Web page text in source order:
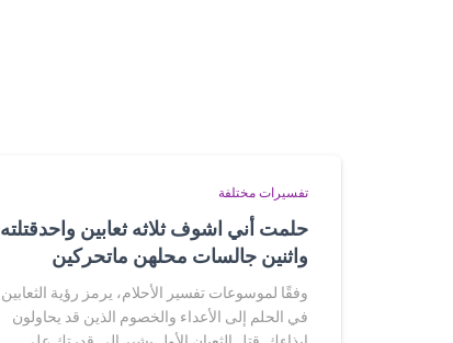
تفسيرات مختلفة
حلمت أني اشوف ثلاثه ثعابين واحدقتلته
واثنين جالسات محلهن ماتحركين
وفقًا لموسوعات تفسير الأحلام، يرمز رؤية الثعابين
في الحلم إلى الأعداء والخصوم الذين قد يحاولون